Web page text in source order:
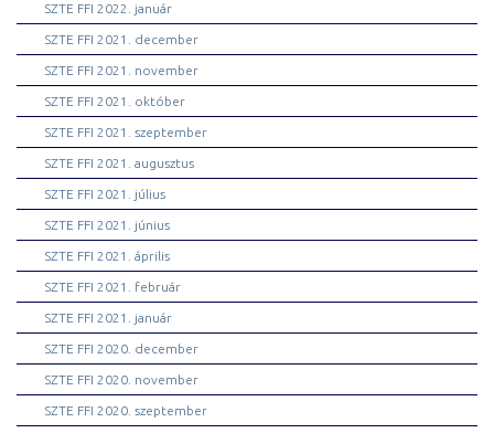
SZTE FFI 2022. január
SZTE FFI 2021. december
SZTE FFI 2021. november
SZTE FFI 2021. október
SZTE FFI 2021. szeptember
SZTE FFI 2021. augusztus
SZTE FFI 2021. július
SZTE FFI 2021. június
SZTE FFI 2021. április
SZTE FFI 2021. február
SZTE FFI 2021. január
SZTE FFI 2020. december
SZTE FFI 2020. november
SZTE FFI 2020. szeptember